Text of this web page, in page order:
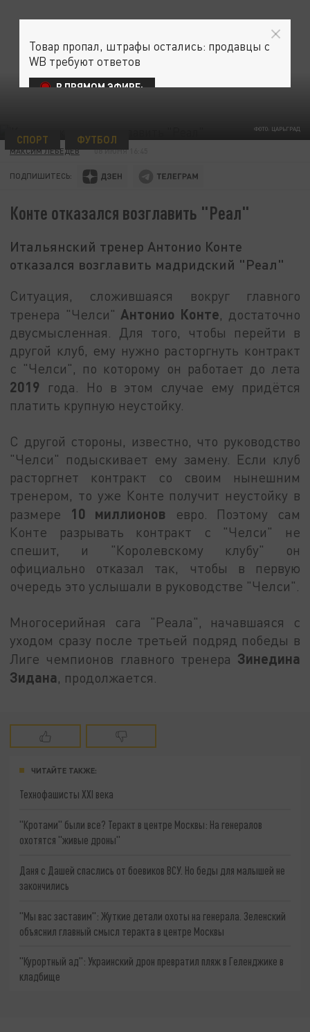
ФОТО: ЦАРЬГРАД
СПОРТ ФУТБОЛ
МАКСИМ ЛЕБЕДЕВ 08 ИЮНЯ 16:45
ПОДПИШИТЕСЬ:
Конте отказался возглавить "Реал"
Итальянский тренер Антонио Конте
отказался возглавить мадридский "Реал"
Ситуация, сложившаяся вокруг главного
тренера "Челси" Антонио Конте, достаточно
двусмысленная. Для того, чтобы перейти в
другой клуб, ему нужно расторгнуть контракт
с "Челси", по которому он работает до лета
2019 года. Но в этом случае ему придётся
платить крупную неустойку.
С другой стороны, известно, что руководство
"Челси" подыскивает ему замену. Если клуб
расторгнет контракт со своим нынешним
тренером, то уже Конте получит неустойку в
размере
10 миллионов евро. Поэтому сам
Конте разрывать контракт с "Челси" не
спешит, и "Королевскому клубу" он
официально отказал так, чтобы в первую
очередь это услышали в руководстве "Челси".
Многосерийная сага "Реала", начавшаяся с
уходом сразу после третьей подряд победы в
Лиге чемпионов главного тренера Зинедина
Зидана, продолжается.
ЧИТАЙТЕ ТАКЖЕ:
Технофашисты XXI века
"Кротами" были все? Теракт в центре Москвы: На генералов
охотятся "живые дроны"
Даня с Дашей спаслись от боевиков ВСУ. Но беды для малышей не
закончились
"Мы вас заставим": Жуткие детали охоты на генерала. Зеленский
объяснил главный смысл теракта в центре Москвы
"Курортный ад": Украинский дрон превратил пляж в Геленджике в
кладбище
Товар пропал, штрафы остались: продавцы с
WB требуют ответов
В ПРЯМОМ ЭФИРЕ: